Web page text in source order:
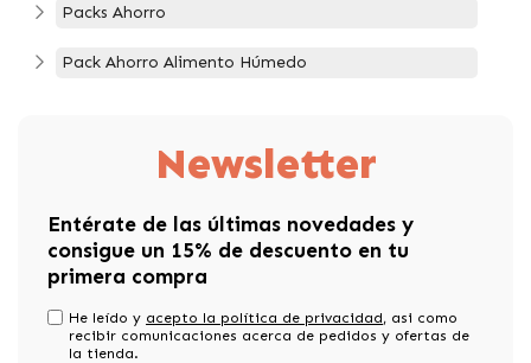
Packs Ahorro
Pack Ahorro Alimento Húmedo
Newsletter
Entérate de las últimas novedades y
consigue un 15% de descuento en tu
primera compra
He leído y acepto la política de privacidad, asi como
recibir comunicaciones acerca de pedidos y ofertas de
la tienda.